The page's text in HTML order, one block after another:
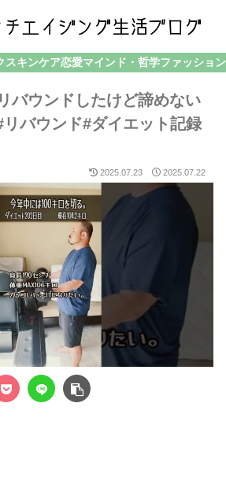
スキンケア恋愛マインド・哲学ファッション
バウンドしたけど諦めない
バウンド#ダイエット記録
2025.07.23 2025.07.22